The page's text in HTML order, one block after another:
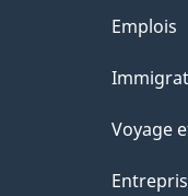
g
e
o
a
c
t
et
Emplois
Voyage